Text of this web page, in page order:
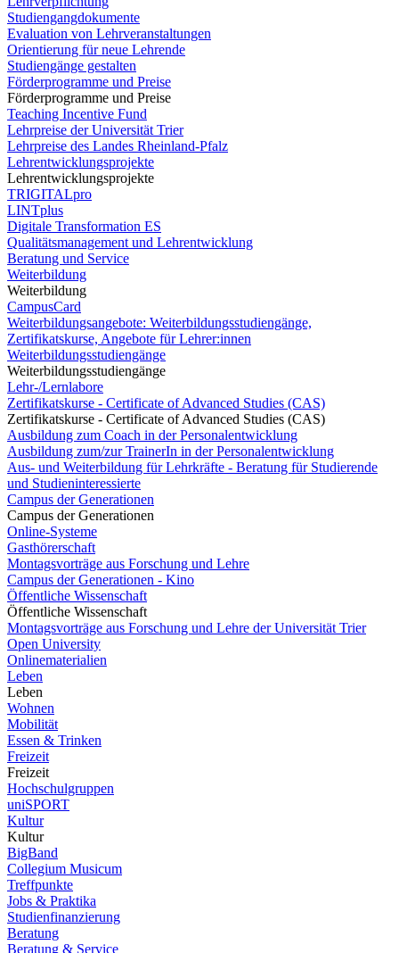
Studiengangdokumente
Evaluation von Lehrveranstaltungen
Orientierung für neue Lehrende
Studiengänge gestalten
Förderprogramme und Preise
Förderprogramme und Preise
Teaching Incentive Fund
Lehrpreise der Universität Trier
Lehrpreise des Landes Rheinland-Pfalz
Lehrentwicklungsprojekte
Lehrentwicklungsprojekte
TRIGITALpro
LINTplus
Digitale Transformation ES
Qualitätsmanagement und Lehrentwicklung
Beratung und Service
Weiterbildung
Weiterbildung
CampusCard
Weiterbildungsangebote: Weiterbildungsstudiengänge,
Zertifikatskurse, Angebote für Lehrer:innen
Weiterbildungsstudiengänge
Weiterbildungsstudiengänge
Lehr-/Lernlabore
Zertifikatskurse - Certificate of Advanced Studies (CAS)
Zertifikatskurse - Certificate of Advanced Studies (CAS)
Ausbildung zum Coach in der Personalentwicklung
Ausbildung zum/zur TrainerIn in der Personalentwicklung
Aus- und Weiterbildung für Lehrkräfte - Beratung für Studierende
und Studieninteressierte
Campus der Generationen
Campus der Generationen
Online-Systeme
Gasthörerschaft
Montagsvorträge aus Forschung und Lehre
Campus der Generationen - Kino
Öffentliche Wissenschaft
Öffentliche Wissenschaft
Montagsvorträge aus Forschung und Lehre der Universität Trier
Open University
Onlinematerialien
Leben
Leben
Wohnen
Mobilität
Essen & Trinken
Freizeit
Freizeit
Hochschulgruppen
uniSPORT
Kultur
Kultur
BigBand
Collegium Musicum
Treffpunkte
Jobs & Praktika
Studienfinanzierung
Beratung
Beratung & Service